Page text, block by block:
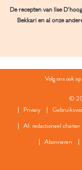
De recepten van Ilse
Bekkari en al onze
Volg ons ook
©
Privacy
AI: redactioneel charter
Abonneren